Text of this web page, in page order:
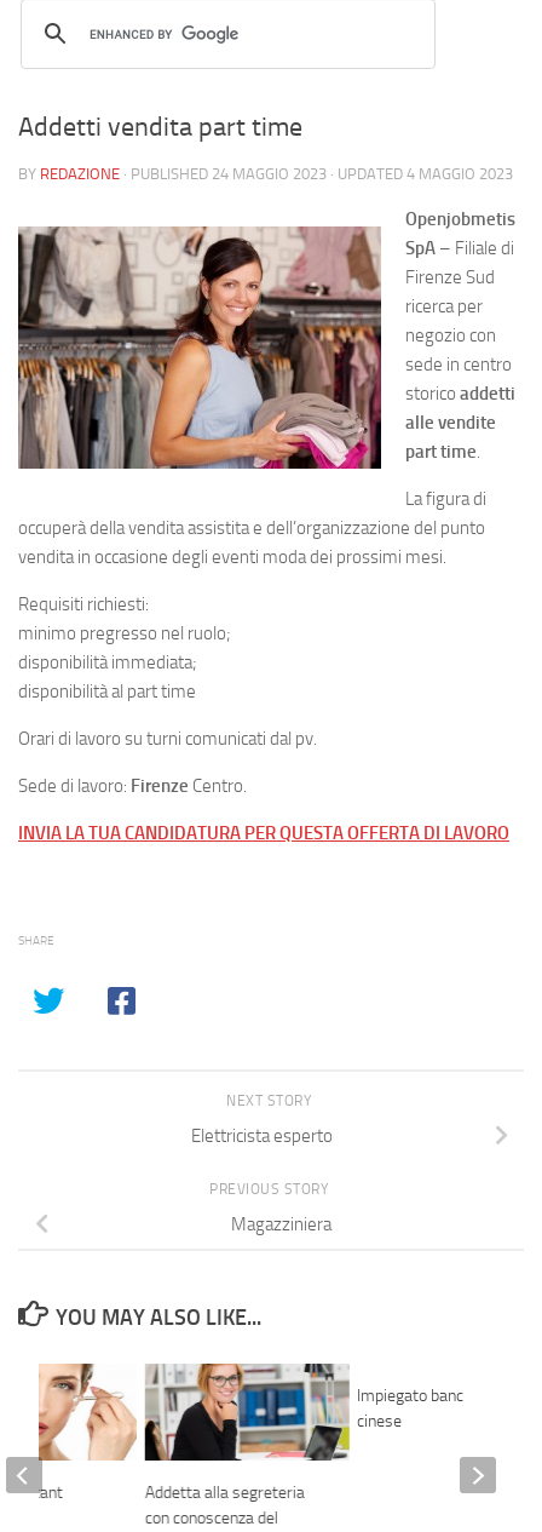
Addetti vendita part time
BY REDAZIONE · PUBLISHED 24 MAGGIO 2023 · UPDATED 4 MAGGIO 2023
Openjobmetis
SpA – Filiale di
Firenze Sud
ricerca per
negozio con
sede in centro
storico addetti
alle vendite
part time.
La figura di
occuperà della vendita assistita e dell’organizzazione del punto
vendita in occasione degli eventi moda dei prossimi mesi.
Requisiti richiesti:
minimo pregresso nel ruolo;
disponibilità immediata;
disponibilità al part time
Orari di lavoro su turni comunicati dal pv.
Sede di lavoro: Firenze Centro.
INVIA LA TUA CANDIDATURA PER QUESTA OFFERTA DI LAVORO
SHARE
NEXT STORY
Elettricista esperto
PREVIOUS STORY
Magazziniera
YOU MAY ALSO LIKE...
Addetta alla segreteria
con conoscenza del
Impiegato bancario –
cinese